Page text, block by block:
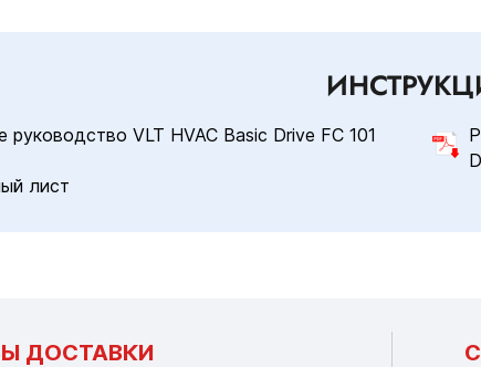
руководство VLT HVAC Basic Drive FC 101
лист
ДОСТАВКИ